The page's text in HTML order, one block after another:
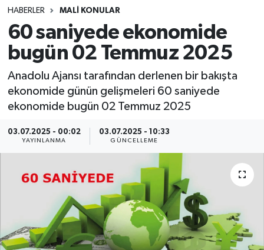
HABERLER MALİ KONULAR
60 saniyede ekonomide
bugün 02 Temmuz 2025
Anadolu Ajansı tarafından derlenen bir bakışta
ekonomide günün gelişmeleri 60 saniyede
ekonomide bugün 02 Temmuz 2025
03.07.2025 - 00:02
YAYINLANMA
03.07.2025 - 10:33
GÜNCELLEME
YARIŞMA/ETKİNLİKLER
ANKET
MEVZUAT/KARARLAR